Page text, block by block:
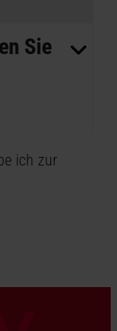
Sie
ich zur